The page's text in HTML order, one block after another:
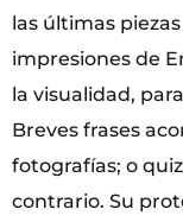
las últimas
impresiones de
la visualidad,
Breves frases
fotografías; o
contrario. Su